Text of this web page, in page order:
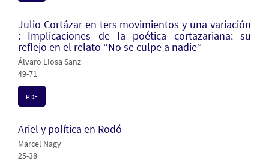
Julio Cortázar en ters movimientos y una variación
: Implicaciones de la poética cortazariana: su
reflejo en el relato “No se culpe a nadie”
Álvaro Llosa Sanz
49-71
PDF
Ariel y política en Rodó
Marcel Nagy
25-38